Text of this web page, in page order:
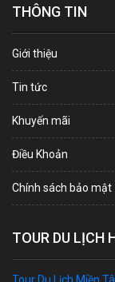
THÔNG TIN
Giới thiệu
Tin tức
Khuyến mãi
Điều Khoản
Chính sách bảo mật
TOUR DU LỊCH